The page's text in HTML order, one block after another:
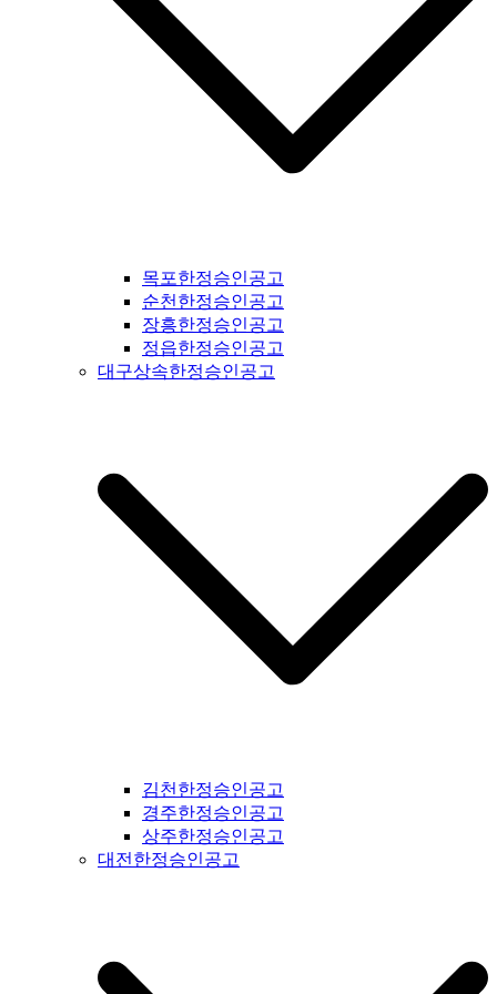
신문공고 #부천신문공고 #광명신문공고 #시흥신문공고 #안산
신문공고 #안양신문공고 #의왕신문공고 #과천신문공고 #성남
신문공고 #광주시신문공고 #광주신문공고 #경기도광주신문공
고 #양평신문공고 #여주신문공고 #이천신문공고 #용인신문공
고 #수원신문공고 #화성신문공고 #오산신문공고 #인천신문공
고 #평택신문공고 #안성신문공고 #대부도신문공고 #제부도신
문공고 #오이도신문공고 #서울신문공고 #강서구신문공고 #양
천구신문공고 #구로구신문공고 #영등포구신문공고 #금천구신
문공고 #노원구신문공고 #중랑구신문공고 #강원도신문공고 #
철원군신문공고 #양구군신문공고 #인제군신문공고 #고성군신
문공고 #속초신문공고 #양양신문공고 #홍천신문공고 #화천신
문공고 #춘천신문공고 #횡성신문공고 #원주신문공고 #평창신
문공고 #정선신문공고 #강릉신문공고 #동해신문공고 #삼척신
주신문공고 #보은신문공고 #옥천신문공고 #영동신문공고 #오
창신문공고 #충남신문공고 #충청남도신문공고 #태안신문공고
#서산신문공고 #당진신문공고 #홍성신문공고 #예산신문공고 #
아산신문공고 #천안신문공고 #청양신문공고 #안면도신문공고
#보령신문공고 #부여신문공고 #서천신문공고 #논산신문공고 #
계룡신문공고 #공주신문공고 #금산신문공고 #덕산신문공고 #
정안신문공고 #공주신문공고 #안면도신문공고 #대전신문공고
#전라북도신문공고 #전북신문공고 #군산신문공고 #익산신문
공고 #완주신문공고 #김제신문공고 #전주신문공고 #진안신문
공고 #무주신문공고 #장수신문공고 #임실신문공고 #부안신문
신문공고 #순천신문공고 #여수신문공고 #고흥신문공고 #완도
신문공고 #해남신문공고 #강진신문공고 #장흥신문공고 #영암
신문공고 #광주신문공고 #무안신문공고 #함평신문공고 #신안
신문공고 #진도신문공고 #보성신문공고 #경상북도신문공고 #
군위신문공고 #김천신문공고 #구미신문공고 #칠곡신문공고 #
성주신문공고 #포항신문공고 #영천신문공고 #경주신문공고 #
목포한정승인공고
순천한정승인공고
장흥한정승인공고
정읍한정승인공고
대구상속한정승인공고
김천한정승인공고
경주한정승인공고
상주한정승인공고
대전한정승인공고